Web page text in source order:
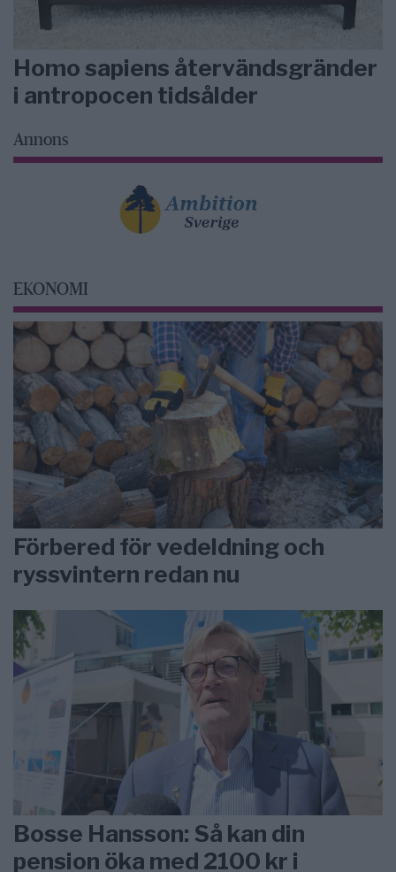
Homo sapiens återvändsgränder
i antropocen tidsålder
Annons
EKONOMI
Förbered för vedeldning och
ryssvintern redan nu
Bosse Hansson: Så kan din
pension öka med 2100 kr i